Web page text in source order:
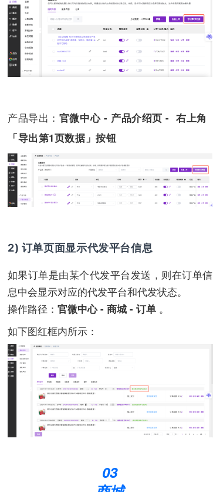
产品导出： 官微中心 - 产品介绍页 - 右上角
「导出第1页数据」按钮
2) 订单页面显示代发平台信息
如果订单是由某个代发平台发送，则在订单信
息中会显示对应的代发平台和代发状态。
操作路径： 官微中心 - 商城 - 订单 。
如下图红框内所示：
03